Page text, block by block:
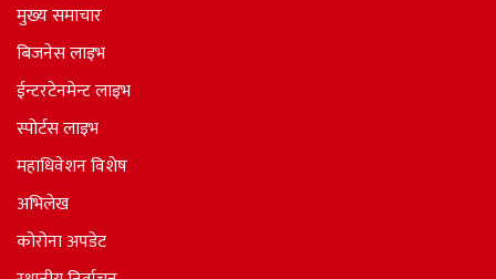
मुख्य समाचार
बिजनेस लाइभ
ईन्टरटेनमेन्ट लाइभ
स्पोर्टस लाइभ
महाधिवेशन विशेष
अभिलेख
कोरोना अपडेट